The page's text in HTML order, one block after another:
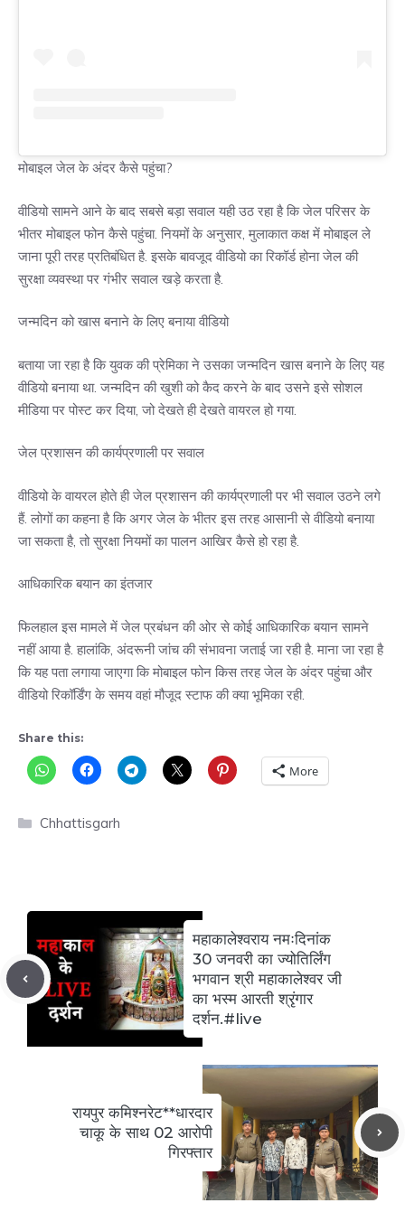
मोबाइल जेल के अंदर कैसे पहुंचा?
वीडियो सामने आने के बाद सबसे बड़ा सवाल यही उठ रहा है कि जेल परिसर के
भीतर मोबाइल फोन कैसे पहुंचा. नियमों के अनुसार, मुलाकात कक्ष में मोबाइल ले
जाना पूरी तरह प्रतिबंधित है. इसके बावजूद वीडियो का रिकॉर्ड होना जेल की
सुरक्षा व्यवस्था पर गंभीर सवाल खड़े करता है.
जन्मदिन को खास बनाने के लिए बनाया वीडियो
बताया जा रहा है कि युवक की प्रेमिका ने उसका जन्मदिन खास बनाने के लिए यह
वीडियो बनाया था. जन्मदिन की खुशी को कैद करने के बाद उसने इसे सोशल
मीडिया पर पोस्ट कर दिया, जो देखते ही देखते वायरल हो गया.
जेल प्रशासन की कार्यप्रणाली पर सवाल
वीडियो के वायरल होते ही जेल प्रशासन की कार्यप्रणाली पर भी सवाल उठने लगे
हैं. लोगों का कहना है कि अगर जेल के भीतर इस तरह आसानी से वीडियो बनाया
जा सकता है, तो सुरक्षा नियमों का पालन आखिर कैसे हो रहा है.
आधिकारिक बयान का इंतजार
फिलहाल इस मामले में जेल प्रबंधन की ओर से कोई आधिकारिक बयान सामने
नहीं आया है. हालांकि, अंदरूनी जांच की संभावना जताई जा रही है. माना जा रहा है
कि यह पता लगाया जाएगा कि मोबाइल फोन किस तरह जेल के अंदर पहुंचा और
वीडियो रिकॉर्डिंग के समय वहां मौजूद स्टाफ की क्या भूमिका रही.
Share this:
More
Categories
Chhattisgarh
महाकालेश्वराय नमःदिनांक
30 जनवरी का ज्योतिर्लिंग
भगवान श्री महाकालेश्वर जी
का भस्म आरती श्रृंगार
दर्शन.#live
रायपुर कमिश्नरेट**धारदार
चाकू के साथ 02 आरोपी
गिरफ्तार